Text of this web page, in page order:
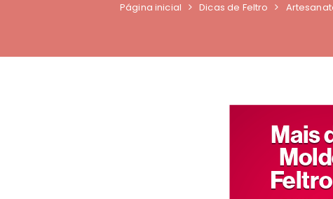
Página inicial Dicas de Feltro